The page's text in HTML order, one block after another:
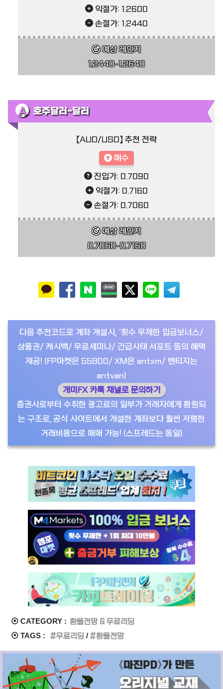
익절가: 1.2600
손절가: 1.2440
예상 레인지
1.2440–1.2640
호주달러-달러
【AUD/USD】 추천 전략
매수
진입가: 0.7090
익절가: 0.7160
손절가: 0.7060
예상 레인지
0.7060–0.7160
다음 추천코드로 계좌 개설시, ‘횟수 무제한 입금보너스/
상품권/ 캐시백/ 무료세미나/ 긴급사태 서포트 등의 혜택
제공! (FP마켓은 55800/ XM은 antxm/ 밴티지는
antvan)
개미FX 카톡 채널로 문의하기
증권사로부터 수취한 광고료의 일부가 거래자에게 환원되
는 구조로, 공식 사이트에서 개설한 계좌보다 훨씬 저렴한
거래비용으로 매매 가능! (스프레드는 동일)
⦿ CATEGORY : 환율전망 & 무료리딩
⦿ TAGS : 무료리딩 환율전망